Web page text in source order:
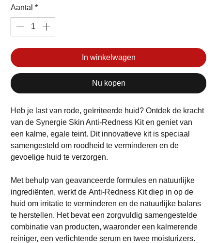
Aantal *
In winkelwagen
Nu kopen
Heb je last van rode, geïrriteerde huid? Ontdek de kracht
van de Synergie Skin Anti-Redness Kit en geniet van
een kalme, egale teint. Dit innovatieve kit is speciaal
samengesteld om roodheid te verminderen en de
gevoelige huid te verzorgen.
Met behulp van geavanceerde formules en natuurlijke
ingrediënten, werkt de Anti-Redness Kit diep in op de
huid om irritatie te verminderen en de natuurlijke balans
te herstellen. Het bevat een zorgvuldig samengestelde
combinatie van producten, waaronder een kalmerende
reiniger, een verlichtende serum en twee moisturizers.